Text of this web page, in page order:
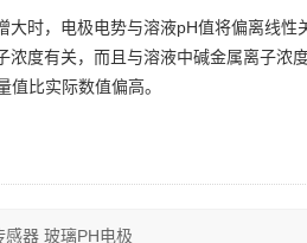
大时，电极电势与溶液pH值将偏离线性
度有关，而且与溶液中碱金属离子浓
值比实际数值偏高。